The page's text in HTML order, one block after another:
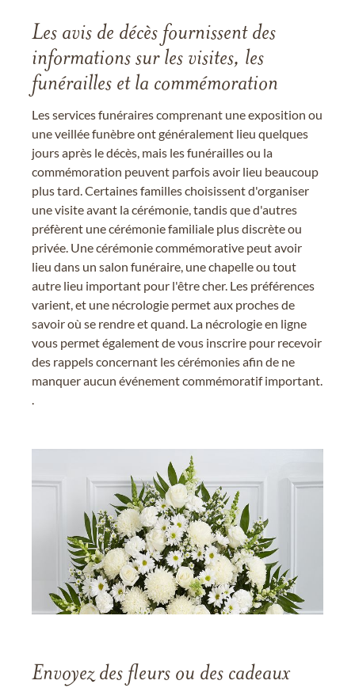
Les avis de décès fournissent des
informations sur les visites, les
funérailles et la commémoration
Les services funéraires comprenant une exposition ou
une veillée funèbre ont généralement lieu quelques
jours après le décès, mais les funérailles ou la
commémoration peuvent parfois avoir lieu beaucoup
plus tard. Certaines familles choisissent d'organiser
une visite avant la cérémonie, tandis que d'autres
préfèrent une cérémonie familiale plus discrète ou
privée. Une cérémonie commémorative peut avoir
lieu dans un salon funéraire, une chapelle ou tout
autre lieu important pour l'être cher. Les préférences
varient, et une nécrologie permet aux proches de
savoir où se rendre et quand. La nécrologie en ligne
vous permet également de vous inscrire pour recevoir
des rappels concernant les cérémonies afin de ne
manquer aucun événement commémoratif important.
Envoyez des fleurs ou des cadeaux